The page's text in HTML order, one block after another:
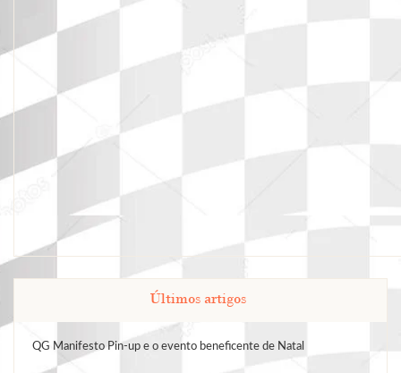
Últimos artigos
QG Manifesto Pin-up e o evento beneficente de Natal